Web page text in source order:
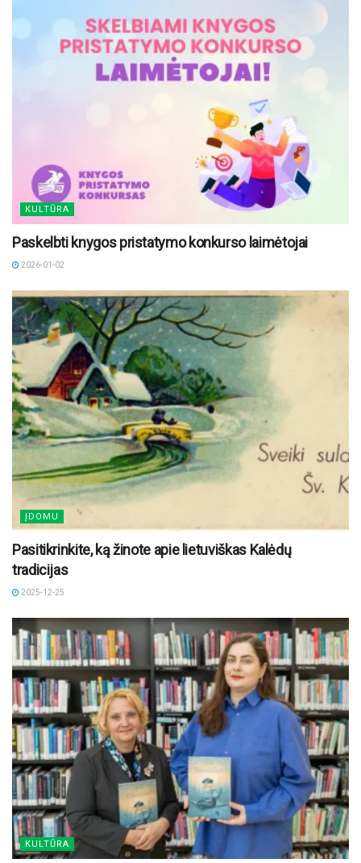
KULTŪRA
Paskelbti knygos pristatymo konkurso laimėtojai
2026-01-02
ĮDOMU
Pasitikrinkite, ką žinote apie lietuviškas Kalėdų
tradicijas
2025-12-25
KULTŪRA